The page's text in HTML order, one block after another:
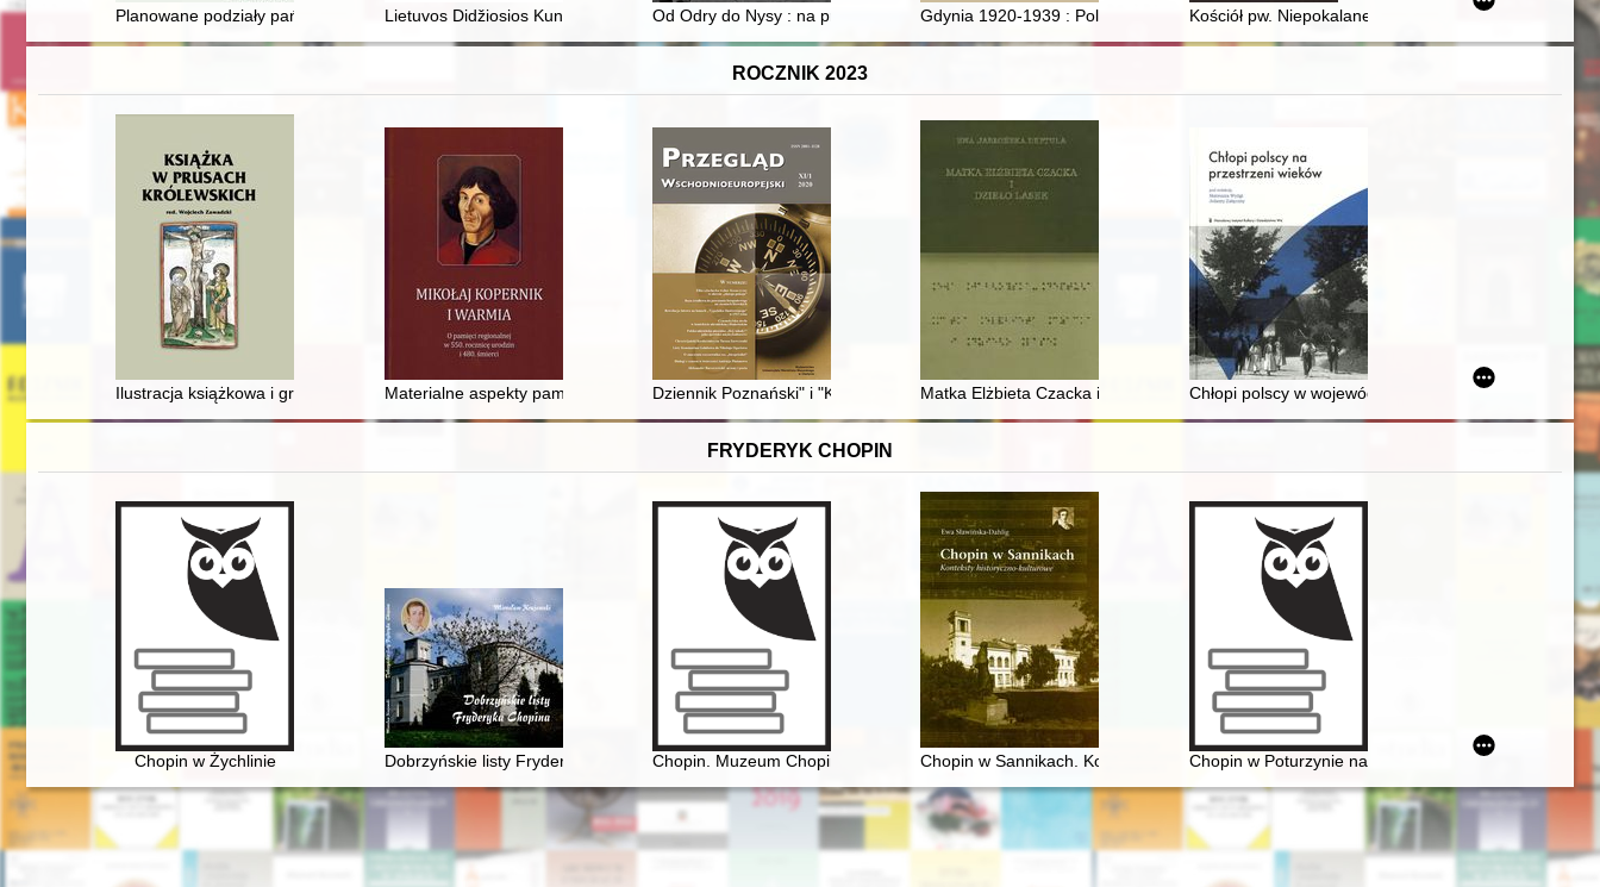
Planowane podziały państwa Romejów w X wieku : perspektywa wydarzeń = Planned divisions of the Byzantine Empire in the 10th century : a perspective of the events
Lietuvos Didžiosios Kunigaikštystės kelių evoliucija - recenzja]Od Odry do Nysy : na prawym skrzydle operacji dolnośląskiej w lutym 1945
Gdynia 1920-1939 : Poland's gateway to the worldKościół pw. Niepokalanego Poczęcia Najświętszej
ROCZNIK 2023
Ilustracja książkowa i grafika jako źródło inspiracji w malarstwie Prus Królewskich
Materialne aspekty pamięci o Mikołaju Koperniku w Lidzbarku Warmińskim
Dziennik Poznański" i "Kurier Poznański" wobec kwestii polskiej granicy wschodniej w czasie rokowań preliminaryjnych w
Matka Elżbieta Czacka i dzieło Lasek. T. 2Chłopi polscy w województwach wschodnich II
FRYDERYK CHOPIN
Chopin w Żychlinie Dobrzyńskie listy Fryderyka F. Chopina. Fryderyk Chopin na Mazowszu płockim, ziemi dobrzyńskiej i Pomorzu
Chopin. Muzeum Chopina. Chopin MuseumChopin w Sannikach. Konteksty historyczno-kulturoweChopin w Poturzynie na Ziemi Zamojskiej